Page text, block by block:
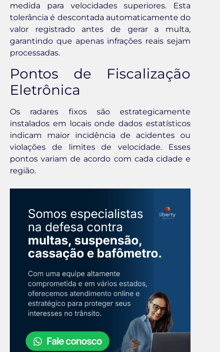
medida para velocidades superiores. Esta
tolerância é descontada automaticamente do
valor registrado antes de gerar a multa,
garantindo que apenas infrações reais sejam
processadas.
Pontos de Fiscalização
Eletrônica
Os radares fixos são estrategicamente
instalados em locais onde dados estatísticos
indicam maior incidência de acidentes ou
violações de limites de velocidade. Esses
pontos variam de acordo com cada cidade e
região.